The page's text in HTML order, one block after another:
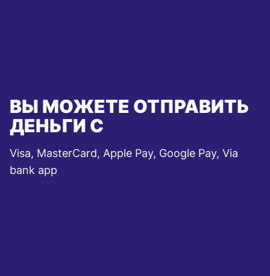
ВЫ МОЖЕТЕ ОТПРАВИТЬ
ДЕНЬГИ С
Visa, MasterCard, Apple Pay, Google Pay, Via
bank app